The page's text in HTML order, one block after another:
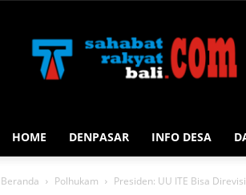
Rakyat
Bali
HOME DENPASAR INFO DESA
Beranda Polhukam Presiden: UU ITE Bisa